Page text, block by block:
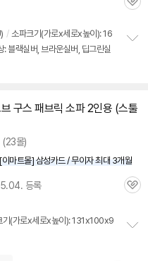
관
/ 소파크기(가로x세로x높이): 16
: 블랙실버, 브라운실버, 딥그린실
기
구스 패브릭 소파2인용 (스툴
(23몰)
마트몰] 삼성카드 / 무이자 최대 3개월
등록
관
기(가로x세로x높이): 131x100x9